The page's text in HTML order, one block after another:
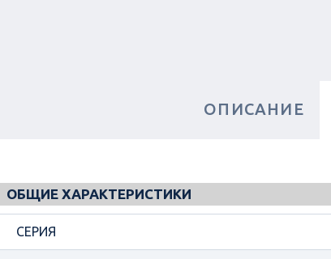
ОПИСАНИЕ
ОБЩИЕ ХАРАКТЕРИСТИКИ
СЕРИЯ